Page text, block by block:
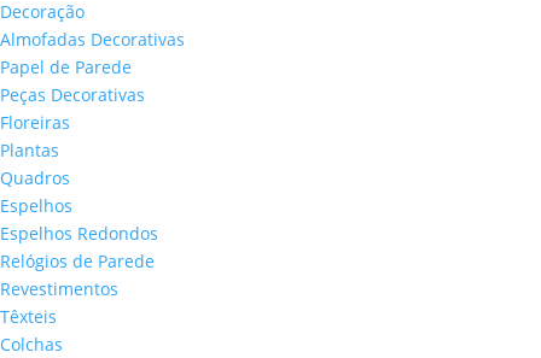
Decoração
Almofadas Decorativas
Papel de Parede
Peças Decorativas
Floreiras
Plantas
Quadros
Espelhos
Espelhos Redondos
Relógios de Parede
Revestimentos
Têxteis
Colchas